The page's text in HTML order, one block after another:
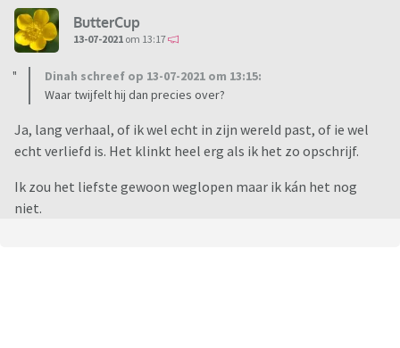
ButterCup
13-07-2021 om 13:17
Dinah schreef op 13-07-2021 om 13:15:
Waar twijfelt hij dan precies over?
Ja, lang verhaal, of ik wel echt in zijn wereld past, of ie wel
echt verliefd is. Het klinkt heel erg als ik het zo opschrijf.
Ik zou het liefste gewoon weglopen maar ik kán het nog
niet.